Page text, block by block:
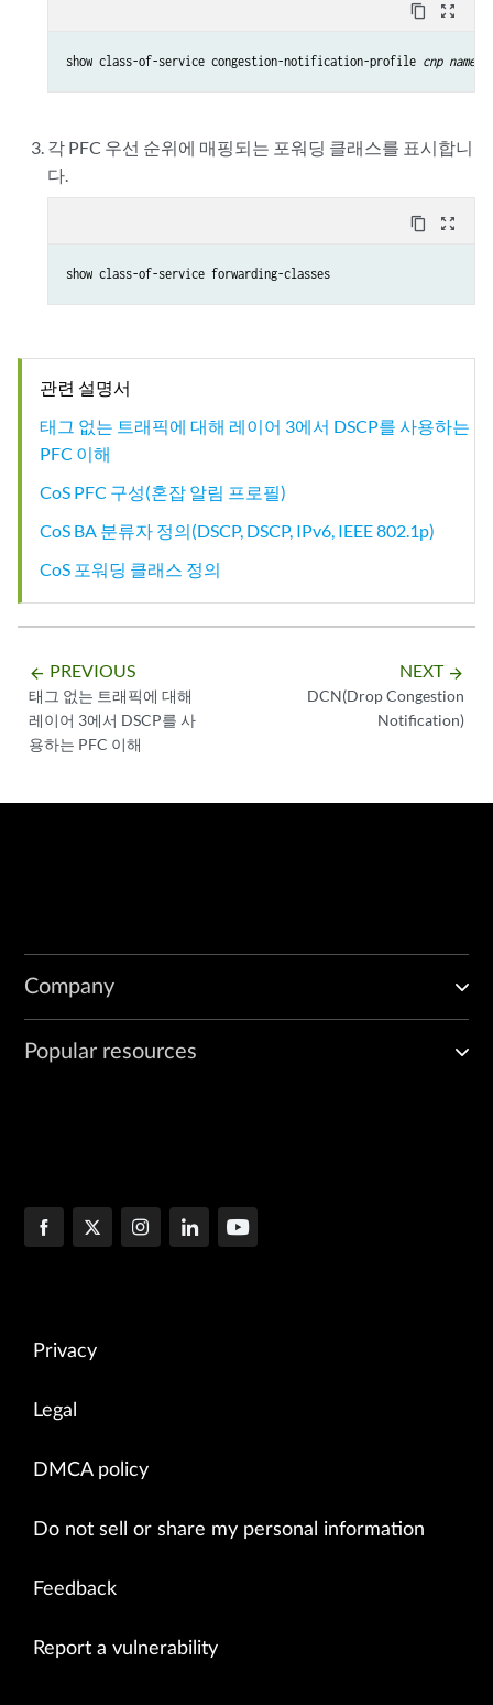
content_copy zoom_out_map
show class-of-service congestion-notification-profile cnp name
각 PFC 우선 순위에 매핑되는 포워딩 클래스를 표시합니
다.
content_copy zoom_out_map
show class-of-service forwarding-classes
관련 설명서
태그 없는 트래픽에 대해 레이어 3에서 DSCP를 사용하는
PFC 이해
CoS PFC 구성(혼잡 알림 프로필)
CoS BA 분류자 정의(DSCP, DSCP, IPv6, IEEE 802.1p)
CoS 포워딩 클래스 정의
arrow_backward PREVIOUS
태그 없는 트래픽에 대해
레이어 3에서 DSCP를 사
용하는 PFC 이해
NEXT arrow_forward
DCN(Drop Congestion
Notification)
Company
Popular resources
Privacy
Legal
DMCA policy
Do not sell or share my personal information
Feedback
Report a vulnerability